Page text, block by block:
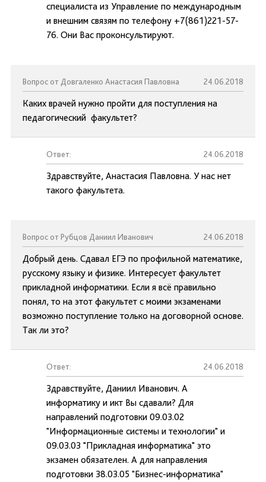
специалиста из Управление по международным
и внешним связям по телефону +7(861)221-57-
76. Они Вас проконсультируют.
Вопрос от Довгаленко Анастасия Павловна 24.06.2018
Каких врачей нужно пройти для поступления на
педагогический факультет?
Ответ: 24.06.2018
Здравствуйте, Анастасия Павловна. У нас нет
такого факультета.
Вопрос от Рубцов Даниил Иванович 24.06.2018
Добрый день. Сдавал ЕГЭ по профильной математике,
русскому языку и физике. Интересует факультет
прикладной информатики. Если я всё правильно
понял, то на этот факультет с моими экзаменами
возможно поступление только на договорной основе.
Так ли это?
Ответ: 24.06.2018
Здравствуйте, Даниил Иванович. А
информатику и икт Вы сдавали? Для
направлений подготовки 09.03.02
"Информационные системы и технологии" и
09.03.03 "Прикладная информатика" это
экзамен обязателен. А для направления
подготовки 38.03.05 "Бизнес-информатика"